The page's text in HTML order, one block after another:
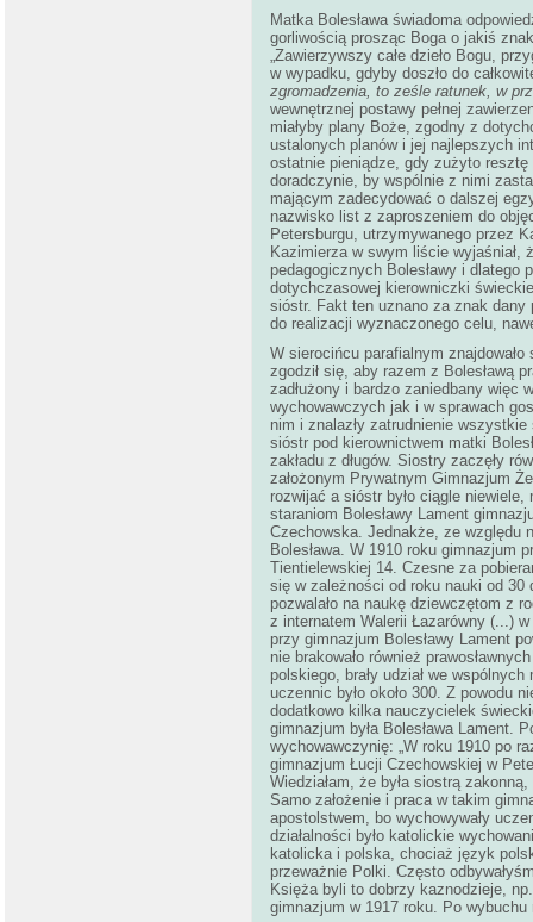
Matka Bolesława świadoma
gorliwością prosząc Boga o jakiś
„Zawierzywszy całe dzieło Bogu,
w wypadku, gdyby doszło do
zgromadzenia, to ześle ratunek, w
wewnętrznej postawy pełnej
miałyby plany Boże, zgodny z
ustalonych planów i jej najlepszych
ostatnie pieniądze, gdy zużyto resztę
doradczynie, by wspólnie z nimi
mającym zadecydować o dalszej
nazwisko list z zaproszeniem do
Petersburgu, utrzymywanego przez
Kazimierza w swym liście wyjaśniał,
pedagogicznych Bolesławy i dlatego
dotychczasowej kierowniczki
sióstr. Fakt ten uznano za znak dany
do realizacji wyznaczonego celu,
W sierocińcu parafialnym
zgodził się, aby razem z Bolesławą
zadłużony i bardzo zaniedbany więc
wychowawczych jak i w sprawach
nim i znalazły zatrudnienie
sióstr pod kierownictwem matki
zakładu z długów. Siostry zaczęły
założonym Prywatnym Gimnazjum
rozwijać a sióstr było ciągle
staraniom Bolesławy Lament
Czechowska. Jednakże, ze względu
Bolesława. W 1910 roku gimnazjum
Tientielewskiej 14. Czesne za
się w zależności od roku nauki od 30
pozwalało na naukę dziewczętom z
z internatem Walerii Łazarówny (...)
przy gimnazjum Bolesławy Lament
nie brakowało również
polskiego, brały udział we
uczennic było około 300. Z powodu
dodatkowo kilka nauczycielek
gimnazjum była Bolesława Lament.
wychowawczynię: „W roku 1910 po
gimnazjum Łucji Czechowskiej w
Wiedziałam, że była siostrą
Samo założenie i praca w takim
apostolstwem, bo wychowywały
działalności było katolickie
katolicka i polska, chociaż język
przeważnie Polki. Często
Księża byli to dobrzy kaznodzieje,
gimnazjum w 1917 roku. Po